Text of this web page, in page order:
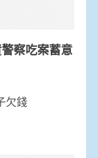
察吃案蓄意
欠錢